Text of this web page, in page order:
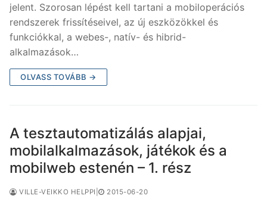
jelent. Szorosan lépést kell tartani a mobiloperációs
rendszerek frissítéseivel, az új eszközökkel és
funkciókkal, a webes-, natív- és hibrid-
alkalmazások…
OLVASS TOVÁBB →
A tesztautomatizálás alapjai,
mobilalkalmazások, játékok és a
mobilweb estenén – 1. rész
VILLE-VEIKKO HELPPI 2015-06-20